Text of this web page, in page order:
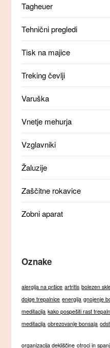
Tagheuer
Tehnični pregledi
Tisk na majice
Treking čevlji
Varuška
Vnetje mehurja
Vzglavniki
Žaluzije
Zaščitne rokavice
Zobni aparat
Oznake
alergija na pršice artritis bolezen
dolge trepalnice energija gnojenje
meditacija kako pospešiti rast
meditacija obrezovanje bonsaja
organizacija dekliščine otroci in